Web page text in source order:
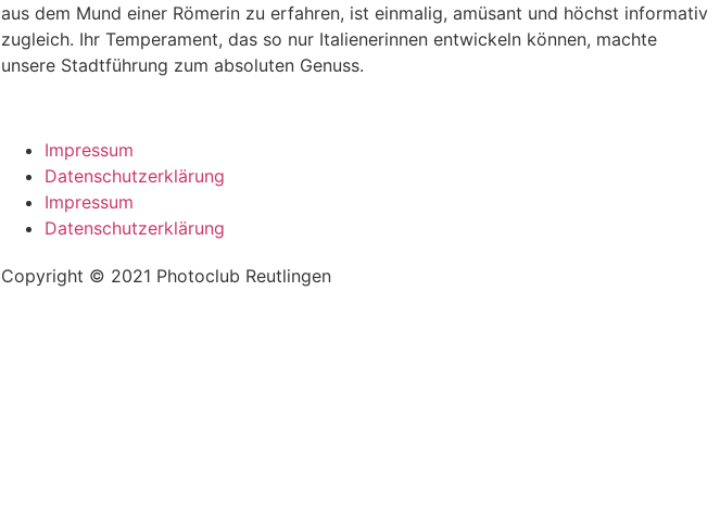
aus dem Mund einer Römerin zu erfahren, ist einmalig, amüsant und höchst informativ
zugleich. Ihr Temperament, das so nur Italienerinnen entwickeln können, machte
unsere Stadtführung zum absoluten Genuss.
Impressum
Datenschutzerklärung
Impressum
Datenschutzerklärung
Copyright © 2021 Photoclub Reutlingen